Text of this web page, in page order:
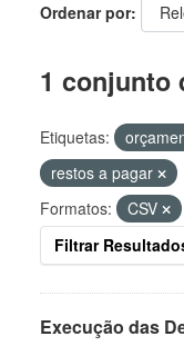
Ordenar por
1 conjunto
Etiquetas:
restos a pagar
Formatos:
CSV
Filtrar
Execução das